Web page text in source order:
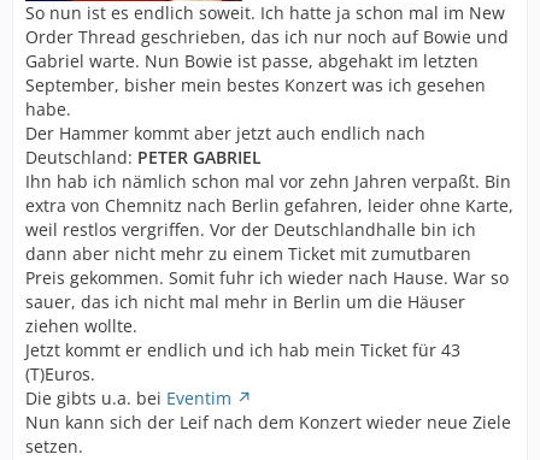
So nun ist es endlich soweit. Ich hatte ja schon mal im New
Order Thread geschrieben, das ich nur noch auf Bowie und
Gabriel warte. Nun Bowie ist passe, abgehakt im letzten
September, bisher mein bestes Konzert was ich gesehen
habe.
Der Hammer kommt aber jetzt auch endlich nach
Deutschland: PETER GABRIEL
Ihn hab ich nämlich schon mal vor zehn Jahren verpaßt. Bin
extra von Chemnitz nach Berlin gefahren, leider ohne Karte,
weil restlos vergriffen. Vor der Deutschlandhalle bin ich
dann aber nicht mehr zu einem Ticket mit zumutbaren
Preis gekommen. Somit fuhr ich wieder nach Hause. War so
sauer, das ich nicht mal mehr in Berlin um die Häuser
ziehen wollte.
Jetzt kommt er endlich und ich hab mein Ticket für 43
(T)Euros.
Die gibts u.a. bei Eventim
Nun kann sich der Leif nach dem Konzert wieder neue Ziele
setzen.